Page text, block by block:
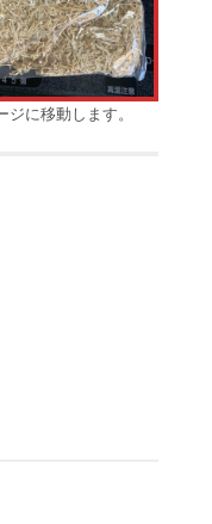
に移動します。